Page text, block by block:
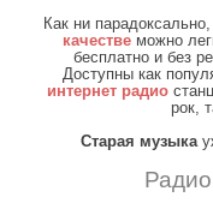
Как ни
качестве можно
бесплатно и без
Доступны как
интернет радио
рок,
Старая музыка